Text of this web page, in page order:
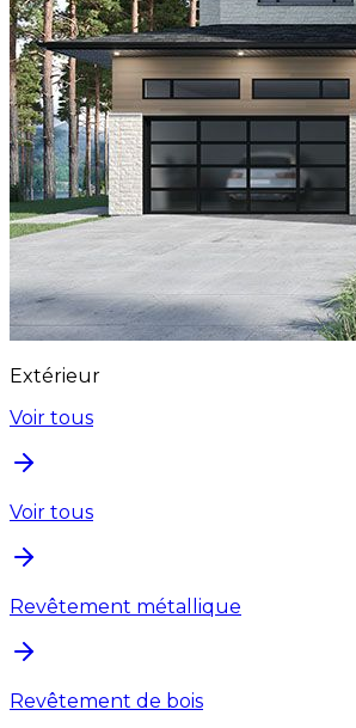
Extérieur
Voir tous
Voir tous
Revêtement métallique
Revêtement de bois